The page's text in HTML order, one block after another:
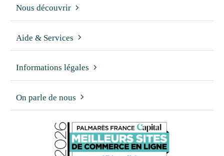
Nous découvrir
Aide & Services
Informations légales
On parle de nous